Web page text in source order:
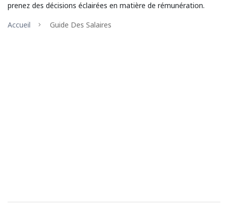
prenez des décisions éclairées en matière de rémunération.
Accueil
Guide Des Salaires